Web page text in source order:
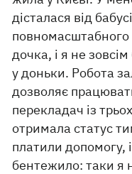
дісталася від
повномасштабного
дочка, і я не
у доньки. Робота
дозволяє
перекладач із
отримала статус
платили допомогу,
бентежило: таки я